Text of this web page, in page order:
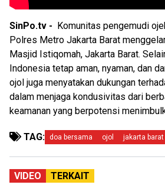
SinPo.tv -
Komunitas pengemudi
Polres Metro Jakarta Barat
Masjid Istiqomah, Jakarta Barat.
Indonesia tetap aman, nyaman, dan
ojol juga menyatakan dukungan
dalam menjaga kondusivitas dari
keamanan yang berpotensi
TAG: doa bersama ojol jakarta barat
VIDEO TERKAIT